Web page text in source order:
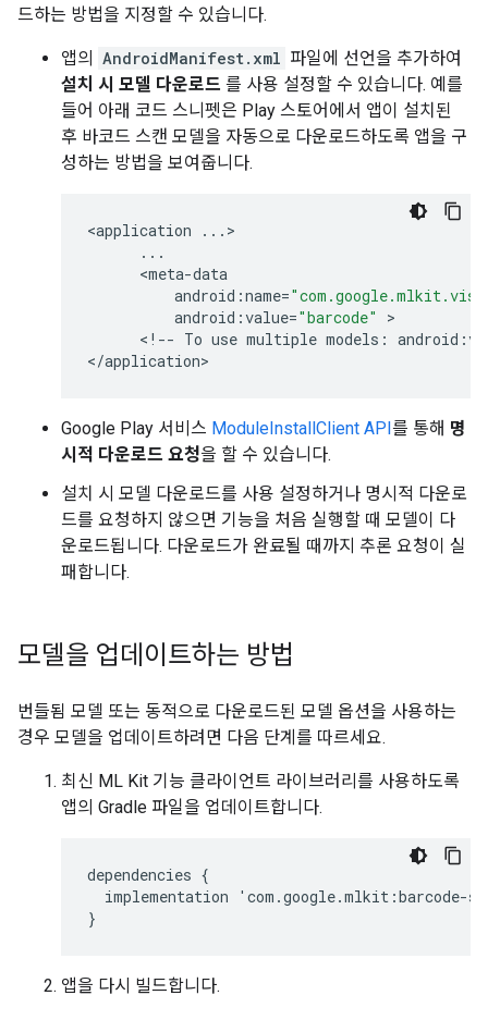
드하는 방법을 지정할 수 있습니다.
앱의 AndroidManifest.xml 파일에 선언을 추가하여
설치 시 모델 다운로드 를 사용 설정할 수 있습니다. 예를
들어 아래 코드 스니펫은 Play 스토어에서 앱이 설치된
후 바코드 스캔 모델을 자동으로 다운로드하도록 앱을 구
성하는 방법을 보여줍니다.
<application ... >
...
      <
meta-data
android :name=
android :value="barcode"
>
      <
! -- To use multiple models : android :
</application
Google Play 서비스 ModuleInstallClient API를 통해 명
시적 다운로드 요청을 할 수 있습니다.
설치 시 모델 다운로드를 사용 설정하거나 명시적 다운로
드를 요청하지 않으면 기능을 처음 실행할 때 모델이 다
운로드됩니다. 다운로드가 완료될 때까지 추론 요청이 실
패합니다.
모델을 업데이트하는 방법
번들됨 모델 또는 동적으로 다운로드된 모델 옵션을 사용하는
경우 모델을 업데이트하려면 다음 단계를 따르세요.
최신 ML Kit 기능 클라이언트 라이브러리를 사용하도록
앱의 Gradle 파일을 업데이트합니다.
dependencies {
implementation
' com .google.mlkit :barcode-
}
앱을 다시 빌드합니다.